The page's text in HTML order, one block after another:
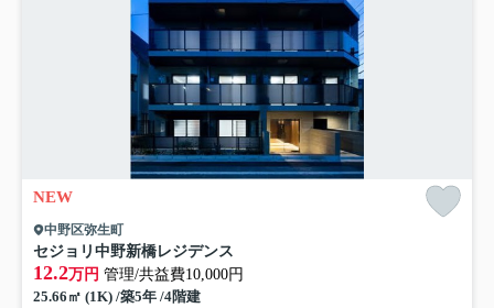
NEW
中野区弥生町
セジョリ中野新橋レジデンス
12.2万円 管理/共益費10,000円
25.66㎡ (1K) /築5年 /4階建